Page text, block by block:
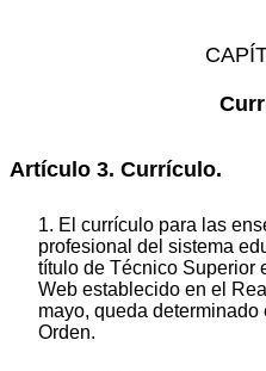
Artículo 3. Currículo.
1. El currículo para las
profesional del sistema
título de Técnico Superior
Web establecido en el
mayo, queda
Orden.